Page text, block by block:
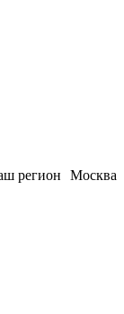
Москва
регион